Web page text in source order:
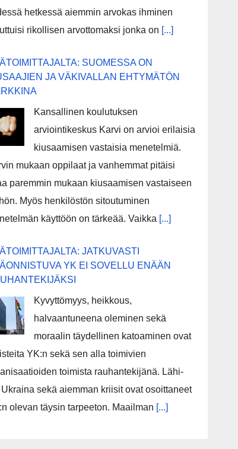
hetkessä aiemmin arvokas ihminen
rikollisen arvottomaksi jonka on [...]
SUOMESSA ON
JA VÄKIVALLAN EHTYMÄTÖN
Kansallinen koulutuksen
arviointikeskus Karvi on arvioi erilaisia
kiusaamisen vastaisia menetelmiä.
mukaan oppilaat ja vanhemmat pitäisi
paremmin mukaan kiusaamisen vastaiseen
Myös henkilöstön sitoutuminen
käyttöön on tärkeää. Vaikka [...]
JATKUVASTI
YK EI SOVELLU ENÄÄN
Kyvyttömyys, heikkous,
halvaantuneena oleminen sekä
moraalin täydellinen katoaminen ovat
YK:n sekä sen alla toimivien
toimista rauhantekijänä. Lähi-
Ukraina sekä aiemman kriisit ovat osoittaneet
olevan täysin tarpeeton. Maailman [...]